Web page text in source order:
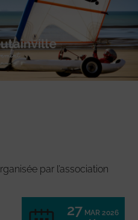
par l’association
27 MAR 2026